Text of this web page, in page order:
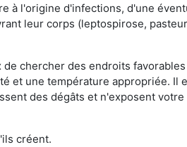
à l'origine d'infections, d'une
leur corps (leptospirose,
de chercher des endroits
et une température appropriée. Il
des dégâts et n'exposent votre
créent.